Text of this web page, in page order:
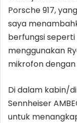
Porsche 917,
saya
berfungsi seperti
menggunakan
mikrofon
Di dalam kabin/
Sennheiser
untuk